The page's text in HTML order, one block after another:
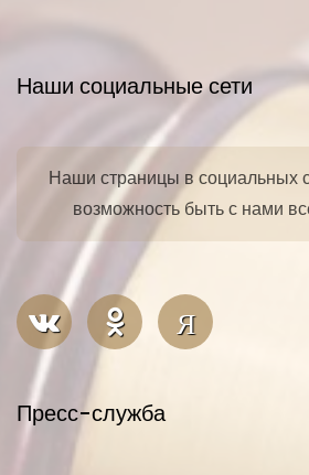
Наши социальные сети
Наши страницы в социальных
возможность быть с нами
Я
Пресс-служба